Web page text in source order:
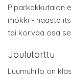
Piparkakkutalon
mökki - haasta
tai korvaa osa
Joulutorttu
Luumuhillo on